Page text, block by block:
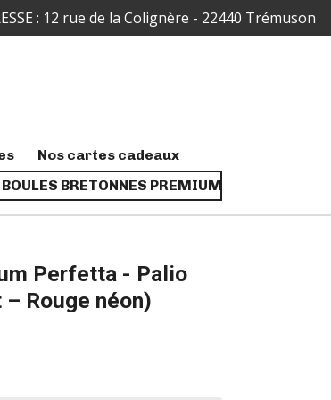
: 12 rue de la Colignère - 22440 Trémuson
Nos cartes cadeaux
BRETONNES PREMIUM
Perfetta - Palio
Rouge néon)